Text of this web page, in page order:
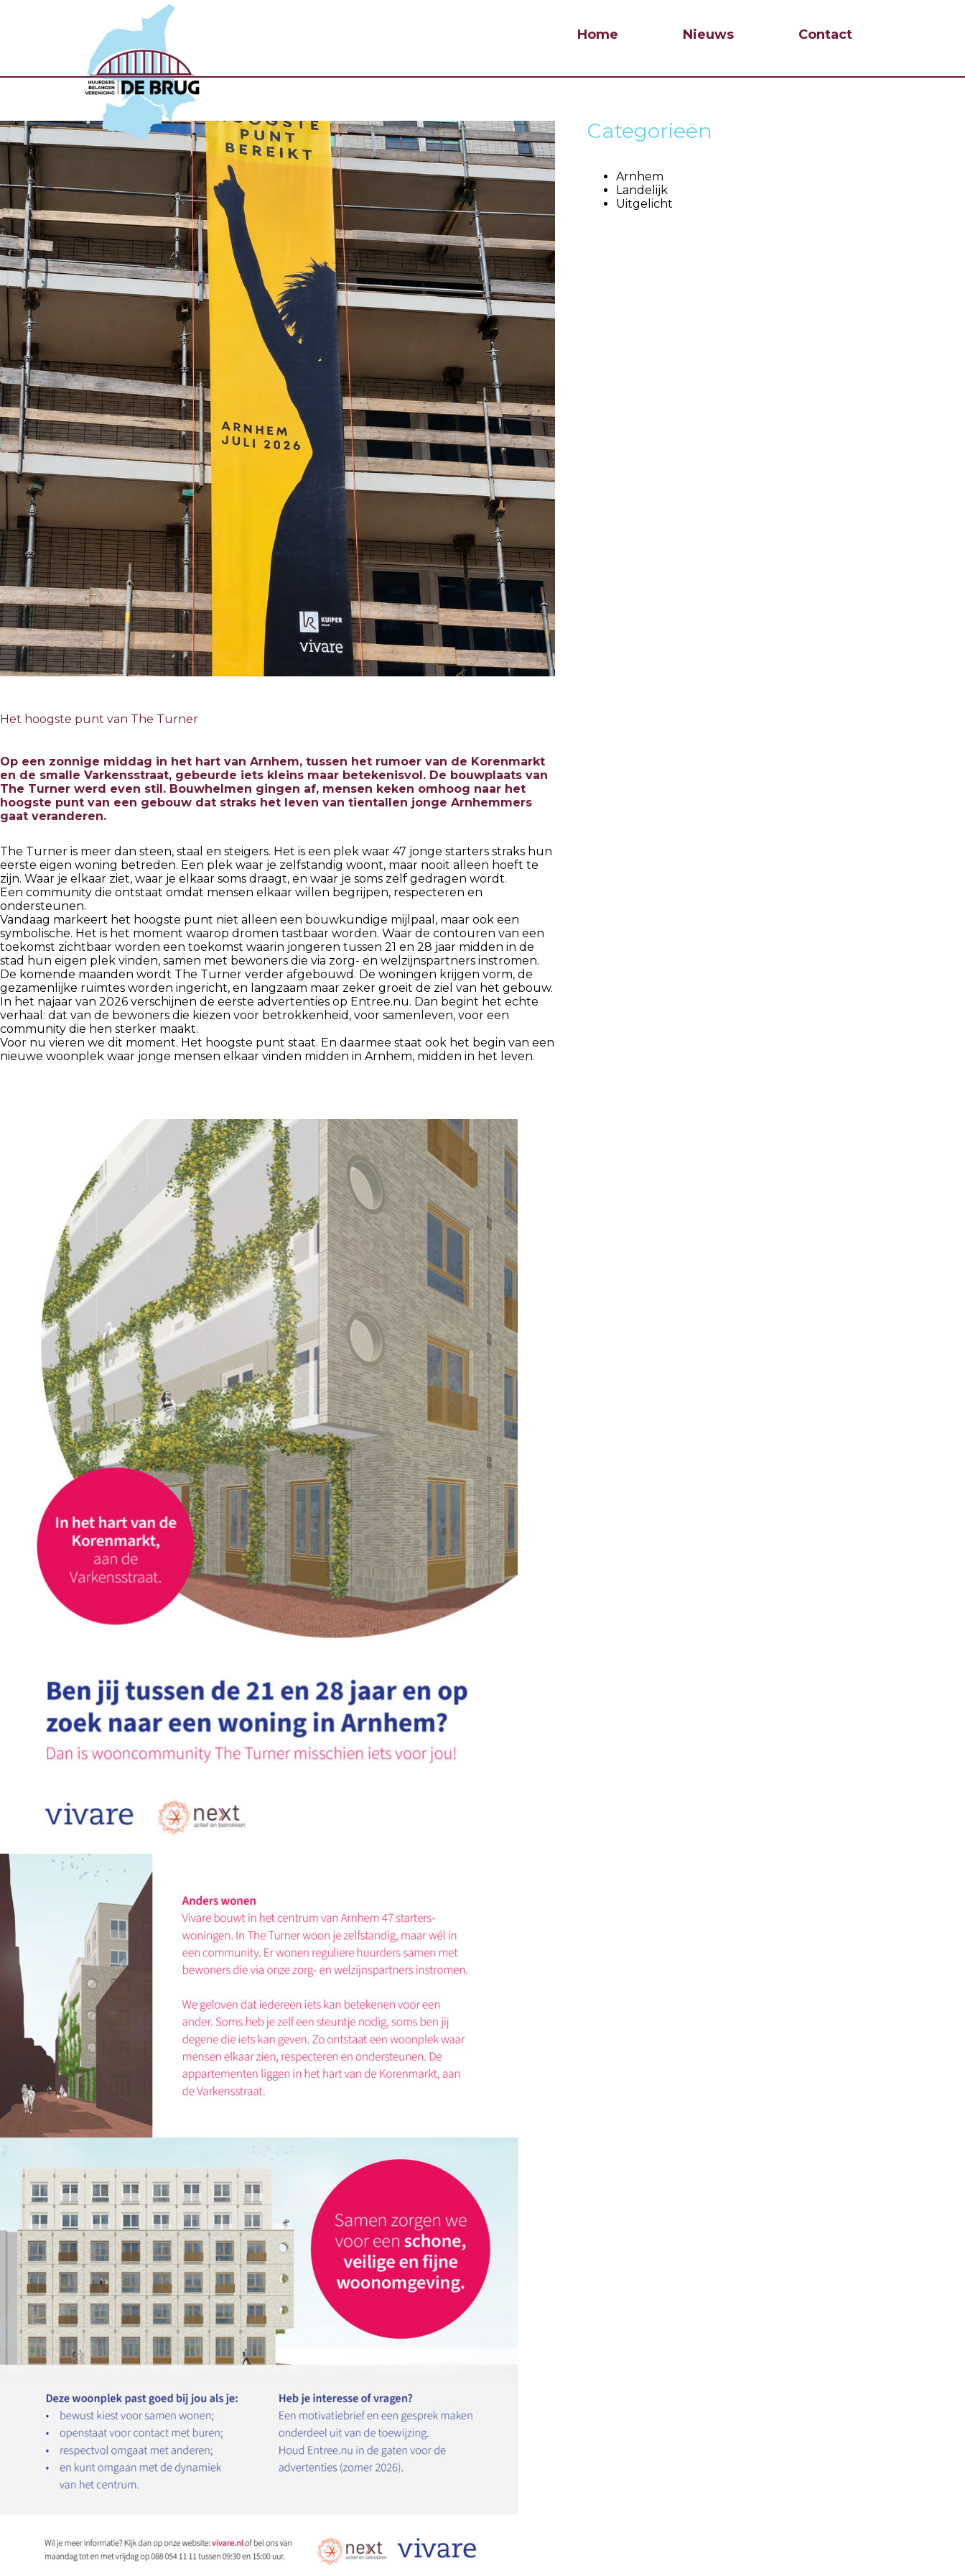
Home Nieuws Contact
Het hoogste punt van The Turner
Op een zonnige middag in het hart van Arnhem, tussen het rumoer van de Korenmarkt
en de smalle Varkensstraat, gebeurde iets kleins maar betekenisvol. De bouwplaats van
The Turner werd even stil. Bouwhelmen gingen af, mensen keken omhoog naar het
hoogste punt van een gebouw dat straks het leven van tientallen jonge Arnhemmers
gaat veranderen.
The Turner is meer dan steen, staal en steigers. Het is een plek waar 47 jonge starters straks hun
eerste eigen woning betreden. Een plek waar je zelfstandig woont, maar nooit alleen hoeft te
zijn. Waar je elkaar ziet, waar je elkaar soms draagt, en waar je soms zelf gedragen wordt.
Een community die ontstaat omdat mensen elkaar willen begrijpen, respecteren en
ondersteunen.
Vandaag markeert het hoogste punt niet alleen een bouwkundige mijlpaal, maar ook een
symbolische. Het is het moment waarop dromen tastbaar worden. Waar de contouren van een
toekomst zichtbaar worden een toekomst waarin jongeren tussen 21 en 28 jaar midden in de
stad hun eigen plek vinden, samen met bewoners die via zorg- en welzijnspartners instromen.
De komende maanden wordt The Turner verder afgebouwd. De woningen krijgen vorm, de
gezamenlijke ruimtes worden ingericht, en langzaam maar zeker groeit de ziel van het gebouw.
In het najaar van 2026 verschijnen de eerste advertenties op Entree.nu. Dan begint het echte
verhaal: dat van de bewoners die kiezen voor betrokkenheid, voor samenleven, voor een
community die hen sterker maakt.
Voor nu vieren we dit moment. Het hoogste punt staat. En daarmee staat ook het begin van een
nieuwe woonplek waar jonge mensen elkaar vinden midden in Arnhem, midden in het leven.
Categorieën
Arnhem
Landelijk
Uitgelicht